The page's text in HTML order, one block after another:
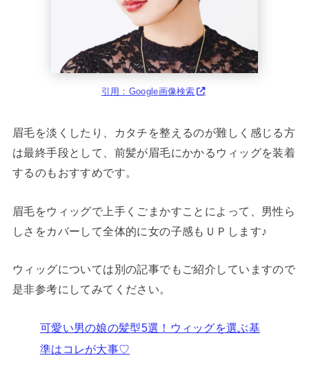
引用：Google画像検索
眉毛を淡くしたり、カタチを整えるのが難しく感じる方
は最終手段として、前髪が眉毛にかかるウィッグを装着
するのもおすすめです。
眉毛をウィッグで上手くごまかすことによって、男性ら
しさをカバーして全体的に女の子感もＵＰします♪
ウィッグについては別の記事でもご紹介していますので
是非参考にしてみてください。
可愛い男の娘の髪型5選！ウィッグを選ぶ基
準はコレが大事♡